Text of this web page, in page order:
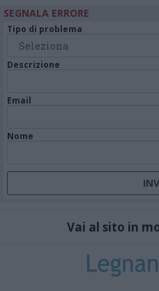
SEGNALA ERRORE
Tipo di problema
Descrizione
Email
Nome
Vai al sito in